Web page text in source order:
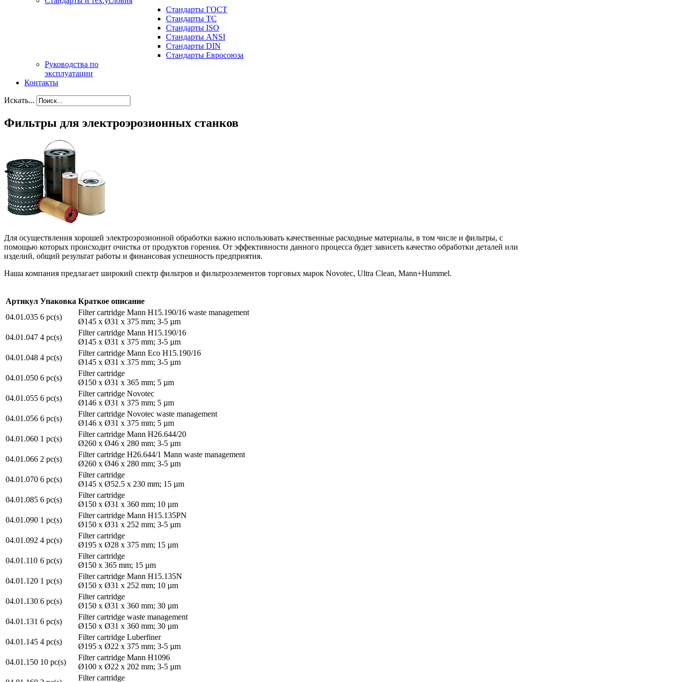
Стандарты ГОСТ
Стандарты ТС
Стандарты ISO
Стандарты ANSI
Стандарты DIN
Стандарты Евросоюза
Руководства по
эксплуатации
Контакты
Искать...
Фильтры для электроэрозионных станков
Для осуществления хорошей электроэрозионной обработки важно использовать качественные расходные материалы, в том числе и фильтры, с
помощью которых происходит очистка от продуктов горения. От эффективности данного процесса будет зависеть качество обработки деталей или
изделий, общий результат работы и финансовая успешность предприятия.
Наша компания предлагает широкий спектр фильтров и фильтроэлементов торговых марок Novotec, Ultra Clean, Mann+Hummel.
Артикул Упаковка Краткое описание
04.01.035 6 pc(s)
Filter cartridge Mann H15.190/16 waste management
Ø145 x Ø31 x 375 mm; 3-5 µm
04.01.047 4 pc(s)
Filter cartridge Mann H15.190/16
Ø145 x Ø31 x 375 mm; 3-5 µm
04.01.048 4 pc(s)
Filter cartridge Mann Eco H15.190/16
Ø145 x Ø31 x 375 mm; 3-5 µm
04.01.050 6 pc(s)
Filter cartridge
Ø150 x Ø31 x 365 mm; 5 µm
04.01.055 6 pc(s)
Filter cartridge Novotec
Ø146 x Ø31 x 375 mm; 5 µm
04.01.056 6 pc(s)
Filter cartridge Novotec waste management
Ø146 x Ø31 x 375 mm; 5 µm
04.01.060 1 pc(s)
Filter cartridge Mann H26.644/20
Ø260 x Ø46 x 280 mm; 3-5 µm
04.01.066 2 pc(s)
Filter cartridge H26.644/1 Mann waste management
Ø260 x Ø46 x 280 mm; 3-5 µm
04.01.070 6 pc(s)
Filter cartridge
Ø145 x Ø52.5 x 230 mm; 15 µm
04.01.085 6 pc(s)
Filter cartridge
Ø150 x Ø31 x 360 mm; 10 µm
04.01.090 1 pc(s)
Filter cartridge Mann H15.135PN
Ø150 x Ø31 x 252 mm; 3-5 µm
04.01.092 4 pc(s)
Filter cartridge
Ø195 x Ø28 x 375 mm; 15 µm
04.01.110 6 pc(s)
Filter cartridge
Ø150 x 365 mm; 15 µm
04.01.120 1 pc(s)
Filter cartridge Mann H15.135N
Ø150 x Ø31 x 252 mm; 10 µm
04.01.130 6 pc(s)
Filter cartridge
Ø150 x Ø31 x 360 mm; 30 µm
04.01.131 6 pc(s)
Filter cartridge waste management
Ø150 x Ø31 x 360 mm; 30 µm
04.01.145 4 pc(s)
Filter cartridge Luberfiner
Ø195 x Ø22 x 375 mm; 3-5 µm
04.01.150 10 pc(s)
Filter cartridge Mann H1096
Ø100 x Ø22 x 202 mm; 3-5 µm
Filter cartridge